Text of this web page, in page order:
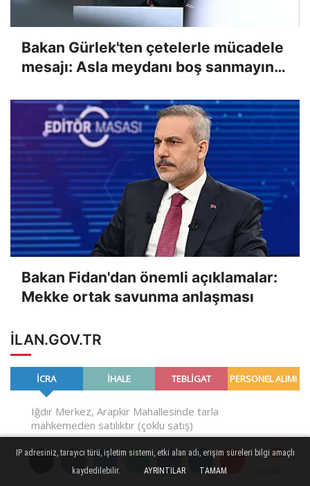
Bakan Gürlek'ten çetelerle mücadele
mesajı: Asla meydanı boş sanmayın,
Bakan Fidan'dan önemli açıklamalar:
Mekke ortak savunma anlaşması
ILAN.GOV.TR
IP adresiniz, tarayıcı türü, işletim sistemi, etki alan adı, erişim süreleri bilgi amaçlı
kaydedilebilir.
AYRINTILAR TAMAM